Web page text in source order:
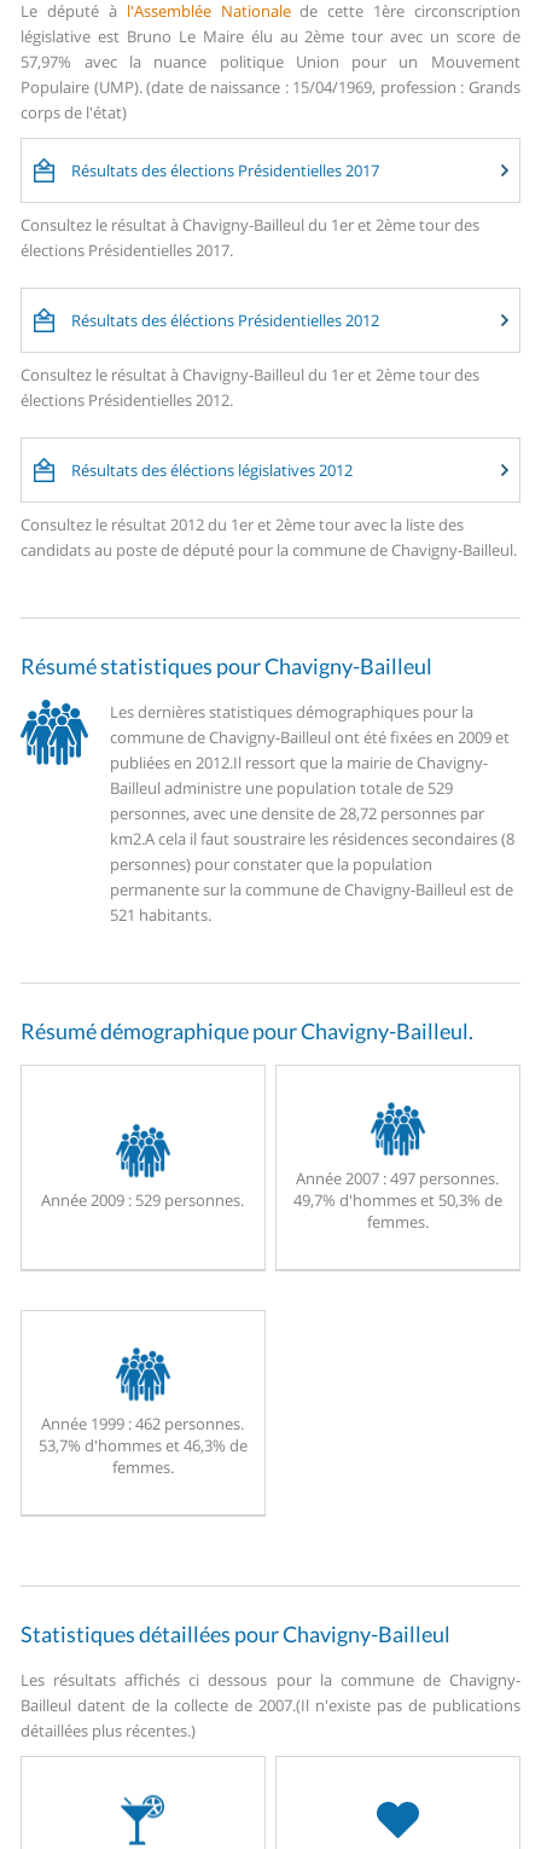
Le député à l'Assemblée Nationalede cette 1ère circonscription
législative est Bruno Le Maire élu au 2ème tour avec un score de
57,97% avec la nuance politique Union pour un Mouvement
Populaire (UMP). (date de naissance : 15/04/1969, profession : Grands
corps de l'état)
Résultats des élections Présidentielles 2017
Consultez le résultat à Chavigny-Bailleul du 1er et 2ème tour des
élections Présidentielles 2017.
Résultats des éléctions Présidentielles 2012
Consultez le résultat à Chavigny-Bailleul du 1er et 2ème tour des
élections Présidentielles 2012.
Résultats des éléctions législatives 2012
Consultez le résultat 2012 du 1er et 2ème tour avec la liste des
candidats au poste de député pour la commune de Chavigny-Bailleul.
Résumé statistiques pour Chavigny-Bailleul
Les dernières statistiques démographiques pour la
commune de Chavigny-Bailleul ont été fixées en 2009 et
publiées en 2012.Il ressort que la mairie de Chavigny-
Bailleul administre une population totale de 529
personnes, avec une densite de 28,72 personnes par
km2.A cela il faut soustraire les résidences secondaires (8
personnes) pour constater que la population
permanente sur la commune de Chavigny-Bailleul est de
521 habitants.
Résumé démographique pour Chavigny-Bailleul.
Année 2009 : 529 personnes.
Année 2007 :497 personnes.
49,7% d'hommes et 50,3% de
femmes.
Année 1999 :462 personnes.
53,7% d'hommes et 46,3% de
femmes.
Statistiques détaillées pour Chavigny-Bailleul
Les résultats affichés ci dessous pour la commune de Chavigny-
Bailleul datent de la collecte de 2007.(Il n'existe pas de publications
détaillées plus récentes.)